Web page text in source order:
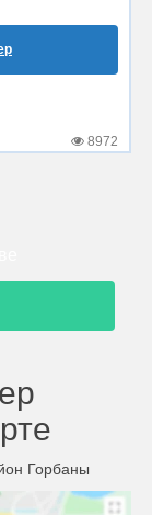
8972
Горбаны